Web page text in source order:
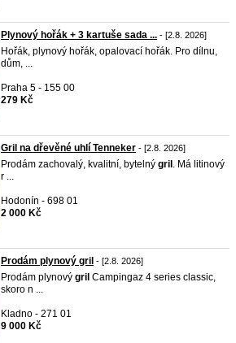
Plynový hořák + 3 kartuše sada ... - [2.8. 2026]
Hořák, plynový hořák, opalovací hořák. Pro dílnu,
dům, ...
Praha 5 - 155 00
279 Kč
Gril na dřevěné uhlí Tenneker - [2.8. 2026]
Prodám zachovalý, kvalitní, bytelný gril . Má litinový
r ...
Hodonín - 698 01
2 000 Kč
Prodám plynový gril - [2.8. 2026]
Prodám plynový gril Campingaz 4 series classic,
skoro n ...
Kladno - 271 01
9 000 Kč